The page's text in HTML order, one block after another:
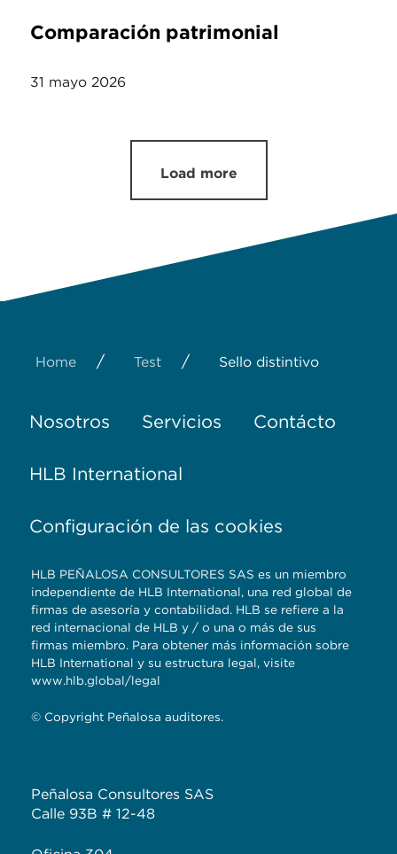
Comparación patrimonial
31 mayo 2026
Load more
Home / Test / Sello distintivo
Nosotros Servicios Contácto
HLB International
Configuración de las cookies
HLB PEÑALOSA CONSULTORES SAS es un miembro
independiente de HLB International, una red global de
firmas de asesoría y contabilidad. HLB se refiere a la
red internacional de HLB y / o una o más de sus
firmas miembro. Para obtener más información sobre
HLB International y su estructura legal, visite
www.hlb.global/legal
© Copyright Peñalosa auditores.
Peñalosa Consultores SAS
Calle 93B # 12-48